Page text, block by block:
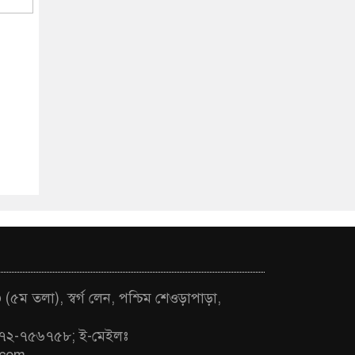
তলা), স্বর্গ লেন, পশ্চিম শেওড়াপাড়া,
৭৫৬৭৫৮; ই-মেইলঃ